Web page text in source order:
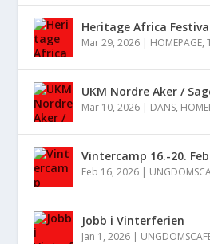
Heritage Africa
Mar 29, 2026 | HOMEPAGE,
UKM Nordre Aker /
Mar 10, 2026 | DANS,
Vintercamp 16.-20.
Feb 16, 2026 |
Jobb i Vinterferien
Jan 1, 2026 |